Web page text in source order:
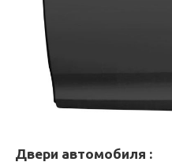
Двери автомобиля :